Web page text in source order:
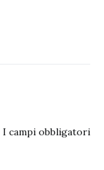
I campi obbligatori